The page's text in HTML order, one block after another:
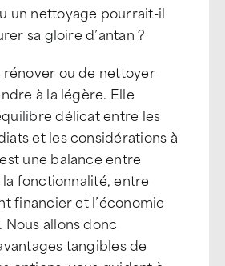
un nettoyage pourrait-il
sa gloire d’antan ?
rénover ou de nettoyer
à la légère. Elle
délicat entre les
et les considérations à
une balance entre
fonctionnalité, entre
financier et l’économie
allons donc
tangibles de